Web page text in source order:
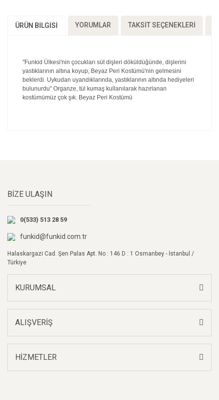
ÜRÜN BILGISI YORUMLAR TAKSIT SEÇENEKLERI
"Funkid Ülkesi'nin çocukları süt dişleri döküldüğünde, dişlerini
yastıklarının altına koyup, Beyaz Peri Kostümü'nin gelmesini
beklerdi. Uykudan uyandıklarında, yastıklarının altında hediyeleri
bulunurdu" Organze, tül kumaş kullanılarak hazırlanan
kostümümüz çok şık. Beyaz Peri Kostümü
Ürün açıklamasında eksik bilgiler bulunuyor.
Ürün bilgilerinde hatalar bulunuyor.
Ürün fiyatı diğer sitelerden daha pahalı.
Bu ürüne benzer farklı alternatifler olmalı.
BİZE ULAŞIN
0(533) 513 28 59
funkid@funkid.com.tr
Halaskargazi Cad. Şen Palas Apt. No : 146 D : 1 Osmanbey - İstanbul /
Türkiye
KURUMSAL
ALIŞVERİŞ
HİZMETLER